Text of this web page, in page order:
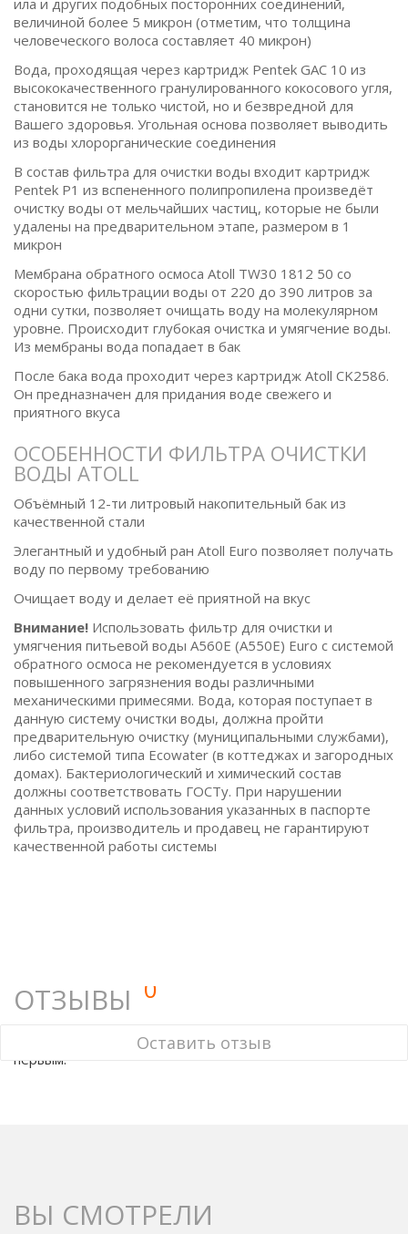
ила и других подобных посторонних соединений,
величиной более 5 микрон (отметим, что толщина
человеческого волоса составляет 40 микрон)
Вода, проходящая через картридж Pentek GAC 10 из
высококачественного гранулированного кокосового угля,
становится не только чистой, но и безвредной для
Вашего здоровья. Угольная основа позволяет выводить
из воды хлорорганические соединения
В состав фильтра для очистки воды входит картридж
Pentek P1 из вспененного полипропилена произведёт
очистку воды от мельчайших частиц, которые не были
удалены на предварительном этапе, размером в 1
микрон
Мембрана обратного осмоса Atoll TW30 1812 50 со
скоростью фильтрации воды от 220 до 390 литров за
одни сутки, позволяет очищать воду на молекулярном
уровне. Происходит глубокая очистка и умягчение воды.
Из мембраны вода попадает в бак
После бака вода проходит через картридж Atoll CK2586.
Он предназначен для придания воде свежего и
приятного вкуса
ОСОБЕННОСТИ ФИЛЬТРА ОЧИСТКИ
ВОДЫ ATOLL
Объёмный 12-ти литровый накопительный бак из
качественной стали
Элегантный и удобный ран Atoll Euro позволяет получать
воду по первому требованию
Очищает воду и делает её приятной на вкус
Внимание! Использовать фильтр для очистки и
умягчения питьевой воды A560E (A550E) Euro с системой
обратного осмоса не рекомендуется в условиях
повышенного загрязнения воды различными
механическими примесями. Вода, которая поступает в
данную систему очистки воды, должна пройти
предварительную очистку (муниципальными службами),
либо системой типа Ecowater (в коттеджах и загородных
домах). Бактериологический и химический состав
должны соответствовать ГОСТу. При нарушении
данных условий использования указанных в паспорте
фильтра, производитель и продавец не гарантируют
качественной работы системы
ОТЗЫВЫ 0
Оставить отзыв
У этого товара нет ни одного отзыва. Вы можете стать
первым.
ВЫ СМОТРЕЛИ